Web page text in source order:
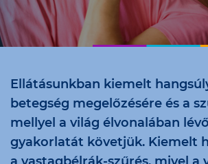
Ellátásunkban kiemelt
betegség megelőzésére és a
mellyel a világ élvonalában
gyakorlatát követjük. Kiemelt